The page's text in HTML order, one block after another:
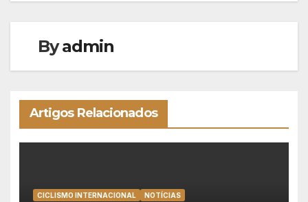
Byadmin
Artigos Relacionados
CICLISMO INTERNACIONAL NOTÍCIAS